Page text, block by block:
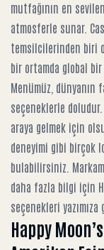
mutfağının en
atmosferle sunar.
temsilcilerinden biri
bir ortamda global bir
Menümüz, dünyanın
seçeneklerle
araya gelmek için
deneyimi gibi birçok
bulabilirsiniz.
daha fazla bilgi için
seçenekleri
Happy